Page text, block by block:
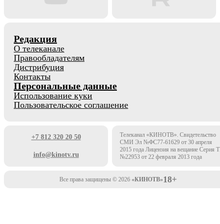
Редакция
О телеканале
Правообладателям
Дистрибуция
Контакты
Персональные данные
Использование куки
Пользовательское соглашение
+7 812 320 20 50
info@kinotv.ru
Телеканал «КИНОТВ». Свидетельство
СМИ Эл №ФС77-61629 от 30 апреля
2015 года Лицензия на вещание Серия
№22953 от 22 февраля 2013 года
Все права защищены © 2026 «КИНОТВ»18+